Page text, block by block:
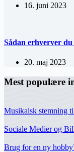
16. juni 2023
Sådan erhverver
20. maj 2023
Mest populære
Musikalsk stemning
Sociale Medier og
Brug for en ny